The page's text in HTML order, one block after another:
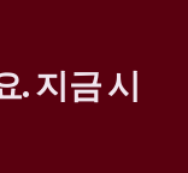
. 지금 시